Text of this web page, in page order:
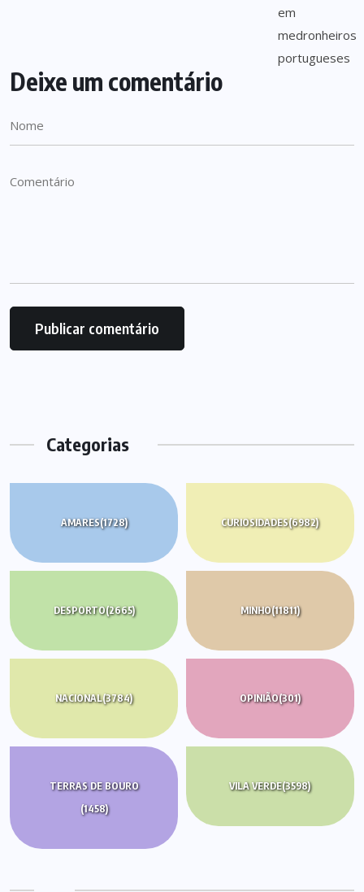
Deixe um comentário
Categorias
AMARES(1728) CURIOSIDADES(6982)
DESPORTO(2665) MINHO(11811)
NACIONAL(3784) OPINIÃO(301)
TERRAS DE BOURO
(1458)
VILA VERDE(3598)